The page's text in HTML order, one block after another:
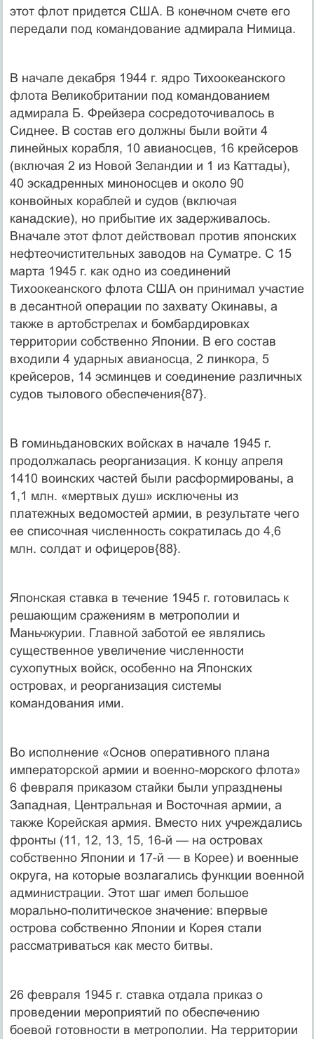
этот флот придется США. В конечном счете его
передали под командование адмирала Нимица.
В начале декабря 1944 г. ядро Тихоокеанского
флота Великобритании под командованием
адмирала Б. Фрейзера сосредоточивалось в
Сиднее. В состав его должны были войти 4
линейных корабля, 10 авианосцев, 16 крейсеров
(включая 2 из Новой Зеландии и 1 из Каттады),
40 эскадренных миноносцев и около 90
конвойных кораблей и судов (включая
канадские), но прибытие их задерживалось.
Вначале этот флот действовал против японских
нефтеочистительных заводов на Суматре. С 15
марта 1945 г. как одно из соединений
Тихоокеанского флота США он принимал участие
в десантной операции по захвату Окинавы, а
также в артобстрелах и бомбардировках
территории собственно Японии. В его состав
входили 4 ударных авианосца, 2 линкора, 5
крейсеров, 14 эсминцев и соединение различных
судов тылового обеспечения{87}.
В гоминьдановских войсках в начале 1945 г.
продолжалась реорганизация. К концу апреля
1410 воинских частей были расформированы, а
1,1 млн. «мертвых душ» исключены из
платежных ведомостей армии, в результате чего
ее списочная численность сократилась до 4,6
млн. солдат и офицеров{88}.
Японская ставка в течение 1945 г. готовилась к
решающим сражениям в метрополии и
Маньчжурии. Главной заботой ее являлись
существенное увеличение численности
сухопутных войск, особенно на Японских
островах, и реорганизация системы
командования ими.
Во исполнение «Основ оперативного плана
императорской армии и военно-морского флота»
6 февраля приказом стайки были упразднены
Западная, Центральная и Восточная армии, а
также Корейская армия. Вместо них учреждались
фронты (11, 12, 13, 15, 16-й — на островах
собственно Японии и 17-й — в Корее) и военные
округа, на которые возлагались функции военной
администрации. Этот шаг имел большое
морально-политическое значение: впервые
острова собственно Японии и Корея стали
рассматриваться как место битвы.
26 февраля 1945 г. ставка отдала приказ о
проведении мероприятий по обеспечению
боевой готовности в метрополии. На территории